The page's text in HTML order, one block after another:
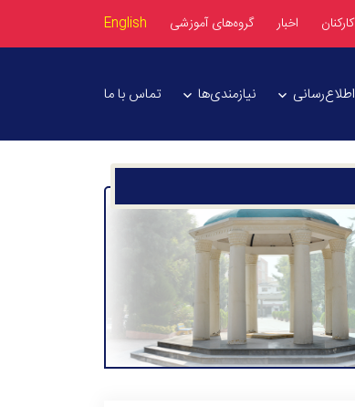
کارکنان اخبار گروه‌های آموزشی English
اطلاع‌رسانی نیازمندی‌ها تماس با ما